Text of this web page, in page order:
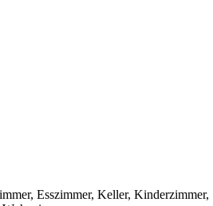
Esszimmer, Keller, Kinderzimmer,